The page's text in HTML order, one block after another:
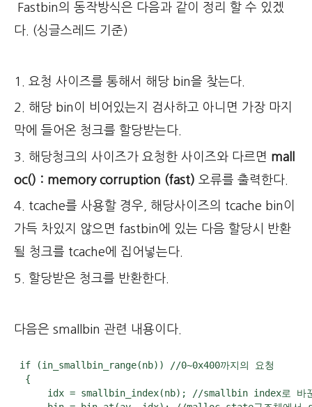
Fastbin의 동작방식은 다음과 같이 정리 할 수 있겠
다. (싱글스레드 기준)
1. 요청 사이즈를 통해서 해당 bin을 찾는다.
2. 해당 bin이 비어있는지 검사하고 아니면 가장 마지
막에 들어온 청크를 할당받는다.
3. 해당청크의 사이즈가 요청한 사이즈와 다르면 mall
oc() : memory corruption (fast) 오류를 출력한다.
4. tcache를 사용할 경우, 해당사이즈의 tcache bin이
가득 차있지 않으면 fastbin에 있는 다음 할당시 반환
될 청크를 tcache에 집어넣는다.
5. 할당받은 청크를 반환한다.
다음은 smallbin 관련 내용이다.
if (in_smallbin_range(nb)) //0~0x400까지의 요청
  {
idx = smallbin_index(nb); //smallbin index로 바